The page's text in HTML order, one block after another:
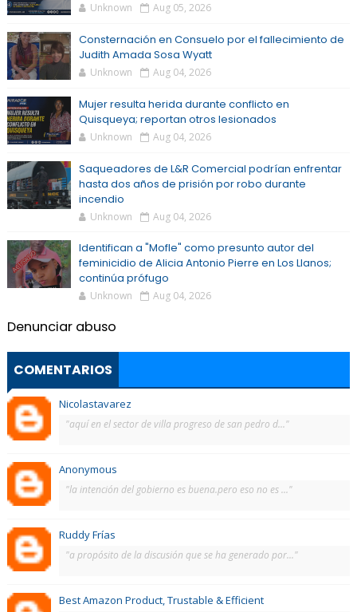
Unknown Aug 05, 2026
Consternación en Consuelo por el fallecimiento de
Judith Amada Sosa Wyatt
Unknown Aug 04, 2026
Mujer resulta herida durante conflicto en
Quisqueya; reportan otros lesionados
Unknown Aug 04, 2026
Saqueadores de L&R Comercial podrían enfrentar
hasta dos años de prisión por robo durante
incendio
Unknown Aug 04, 2026
Identifican a "Mofle" como presunto autor del
feminicidio de Alicia Antonio Pierre en Los Llanos;
continúa prófugo
Unknown Aug 04, 2026
Denunciar abuso
COMENTARIOS
Nicolastavarez
"aquí en el sector de villa progreso de san pedro d..."
Anonymous
"la intención del gobierno es buena.pero eso no es ..."
Ruddy Frías
"a propósito de la discusión que se ha generado por..."
Best Amazon Product, Trustable & Efficient